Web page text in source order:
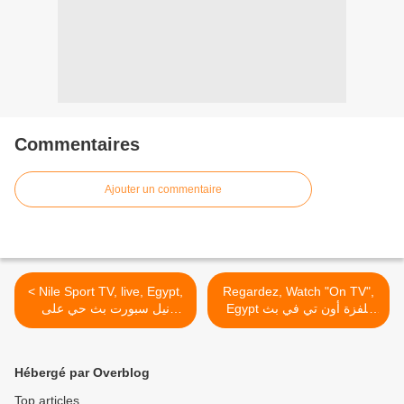
Commentaires
Ajouter un commentaire
< Nile Sport TV, live, Egypt,
نيل سبورت بث حي على
المباشر
Regardez, Watch "On TV",
Egypt تلفزة أون تي في بث
حي على المباشر >
Hébergé par Overblog
Top articles